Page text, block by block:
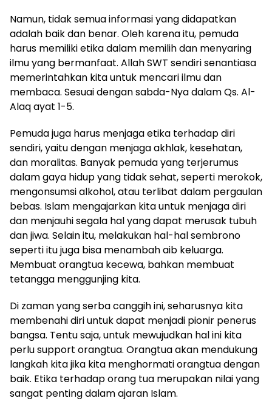
Namun, tidak semua informasi yang didapatkan
adalah baik dan benar. Oleh karena itu, pemuda
harus memiliki etika dalam memilih dan menyaring
ilmu yang bermanfaat. Allah SWT sendiri senantiasa
memerintahkan kita untuk mencari ilmu dan
membaca. Sesuai dengan sabda-Nya dalam Qs. Al-
Alaq ayat 1-5.
Pemuda juga harus menjaga etika terhadap diri
sendiri, yaitu dengan menjaga akhlak, kesehatan,
dan moralitas. Banyak pemuda yang terjerumus
dalam gaya hidup yang tidak sehat, seperti merokok,
mengonsumsi alkohol, atau terlibat dalam pergaulan
bebas. Islam mengajarkan kita untuk menjaga diri
dan menjauhi segala hal yang dapat merusak tubuh
dan jiwa. Selain itu, melakukan hal-hal sembrono
seperti itu juga bisa menambah aib keluarga.
Membuat orangtua kecewa, bahkan membuat
tetangga menggunjing kita.
Di zaman yang serba canggih ini, seharusnya kita
membenahi diri untuk dapat menjadi pionir penerus
bangsa. Tentu saja, untuk mewujudkan hal ini kita
perlu support orangtua. Orangtua akan mendukung
langkah kita jika kita menghormati orangtua dengan
baik. Etika terhadap orang tua merupakan nilai yang
sangat penting dalam ajaran Islam.